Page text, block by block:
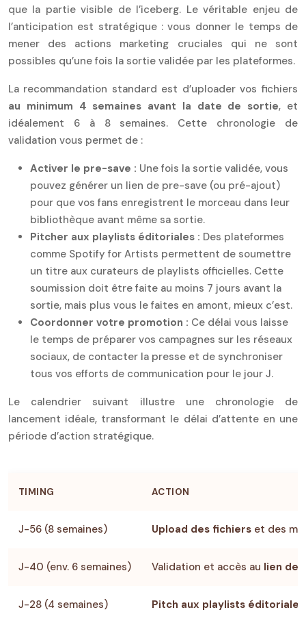
que la partie visible de l’iceberg. Le véritable enjeu de
l’anticipation est stratégique : vous donner le temps de
mener des actions marketing cruciales qui ne sont
possibles qu’une fois la sortie validée par les plateformes.
La recommandation standard est d’uploader vos fichiers
au minimum 4 semaines avant la date de sortie, et
idéalement 6 à 8 semaines. Cette chronologie de
validation vous permet de :
Activer le pre-save : Une fois la sortie validée, vous
pouvez générer un lien de pre-save (ou pré-ajout)
pour que vos fans enregistrent le morceau dans leur
bibliothèque avant même sa sortie.
Pitcher aux playlists éditoriales : Des plateformes
comme Spotify for Artists permettent de soumettre
un titre aux curateurs de playlists officielles. Cette
soumission doit être faite au moins 7 jours avant la
sortie, mais plus vous le faites en amont, mieux c’est.
Coordonner votre promotion : Ce délai vous laisse
le temps de préparer vos campagnes sur les réseaux
sociaux, de contacter la presse et de synchroniser
tous vos efforts de communication pour le jour J.
Le calendrier suivant illustre une chronologie de
lancement idéale, transformant le délai d’attente en une
période d’action stratégique.
TIMING ACTION
J-56 (8 semaines) Upload des fichiers et des
J-40 (env. 6 semaines) Validation et accès au lien de
J-28 (4 semaines) Pitch aux playlists éditoriales